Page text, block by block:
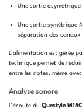
Une sortie
Une sortie symétrique
séparation des canaux
L’alimentation est gérée
technique permet de
entre les notes, même
Analyse sonore
L’écoute du Questyle M15C